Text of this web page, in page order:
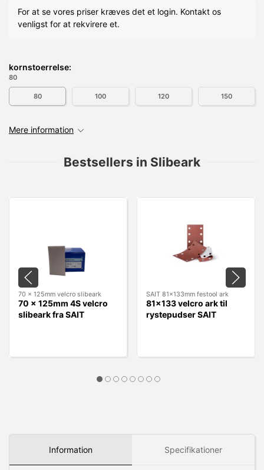
For at se vores priser kræves det et login. Kontakt os
venligst for at rekvirere et.
kornstoerrelse:
80
80 100 120 150
Mere information
Bestsellers in Slibeark
70 x 125mm velcro slibeark
70 x 125mm 4S velcro
slibeark fra SAIT
SAIT 81x133mm festool ark
81x133 velcro ark til
rystepudser SAIT
Information Specifikationer